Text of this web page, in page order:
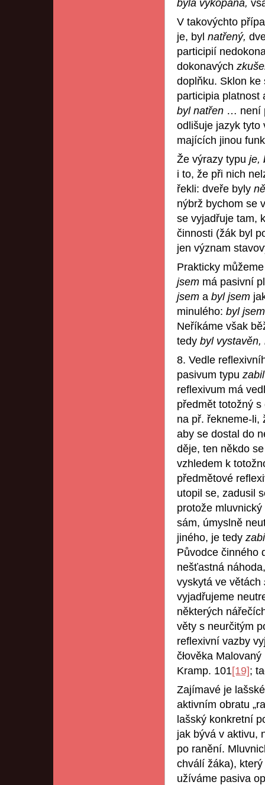
byla vykopána,
V takovýchto
je, byl natřený,
participií
dokonavých
doplňku. Sklon
participia
byl natřen … není
odlišuje jazyk
majících jinou
Že výrazy typu je,
i to, že při nich
řekli: dveře byly
nýbrž bychom se
se vyjadřuje tam,
činnosti (žák byl
jen význam
Prakticky
jsem má pasivní
jsem a byl jsem
minulého: byl
Neříkáme však
tedy byl vystavěn,
8. Vedle
pasivum typu
reflexivum má
předmět totožný
na př. řekneme-li,
aby se dostal do
děje, ten někdo
vzhledem k
předmětové
utopil se, zadusil
protože
sám, úmyslně
jiného, je tedy
Původce
nešťastná
vyskytá ve větách
vyjadřujeme
některých
věty s neurčitým
reflexivní vazby
čłověka
Kramp. 101[19];
Zajímavé je
aktivním obratu
lašský konkretní
jak bývá v aktivu,
po ranění.
chválí žáka),
užíváme pasiva